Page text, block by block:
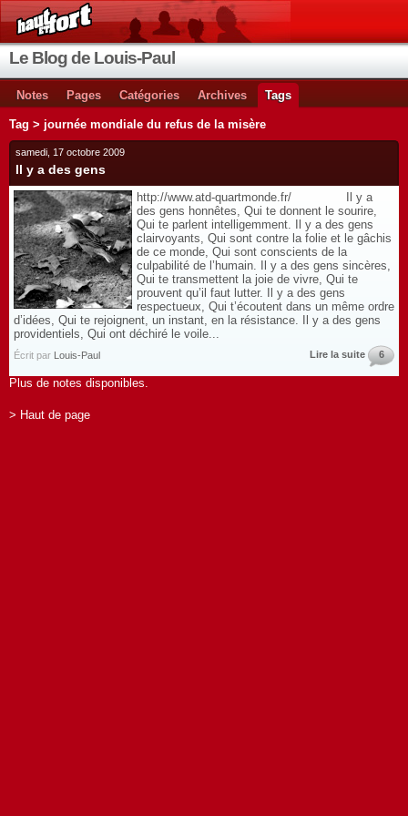
Le Blog de Louis-Paul
Notes Pages Catégories Archives Tags
Tag > journée mondiale du refus de la misère
samedi, 17 octobre 2009
Il y a des gens
http://www.atd-quartmonde.fr/ Il y a
des gens honnêtes, Qui te donnent le sourire,
Qui te parlent intelligemment. Il y a des gens
clairvoyants, Qui sont contre la folie et le gâchis
de ce monde, Qui sont conscients de la
culpabilité de l’humain. Il y a des gens sincères,
Qui te transmettent la joie de vivre, Qui te
prouvent qu’il faut lutter. Il y a des gens
respectueux, Qui t’écoutent dans un même ordre
d’idées, Qui te rejoignent, un instant, en la résistance. Il y a des gens
providentiels, Qui ont déchiré le voile...
Écrit par Louis-Paul Lire la suite 6
Plus de notes disponibles.
> Haut de page